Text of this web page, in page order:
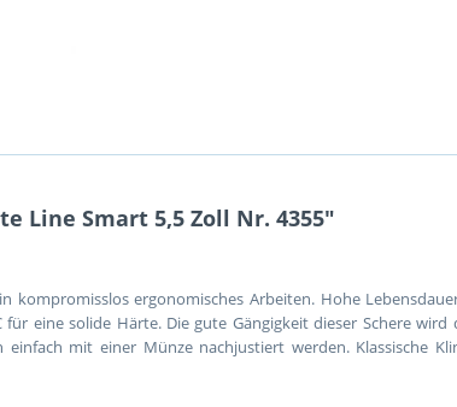
Line Smart 5,5 Zoll Nr. 4355"
kompromisslos ergonomisches Arbeiten. Hohe
eine solide Härte. Die gute Gängigkeit dieser Schere
einfach mit einer Münze nachjustiert werden. Klassische